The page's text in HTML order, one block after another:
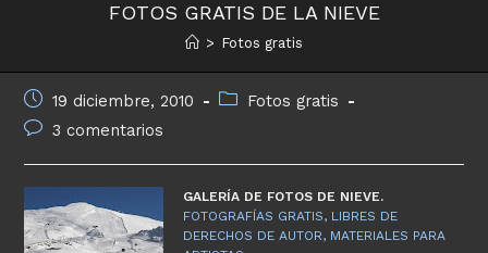
FOTOS GRATIS DE LA NIEVE
> Fotos gratis
Publicación
de
entrada:
19 diciembre, 2010
Categoría
entrada:
Fotos gratis
Comentarios
3 comentarios
GALERÍA DE FOTOS DE NIEVE.
FOTOGRAFÍAS GRATIS, LIBRES DE
DERECHOS DE AUTOR, MATERIALES PARA